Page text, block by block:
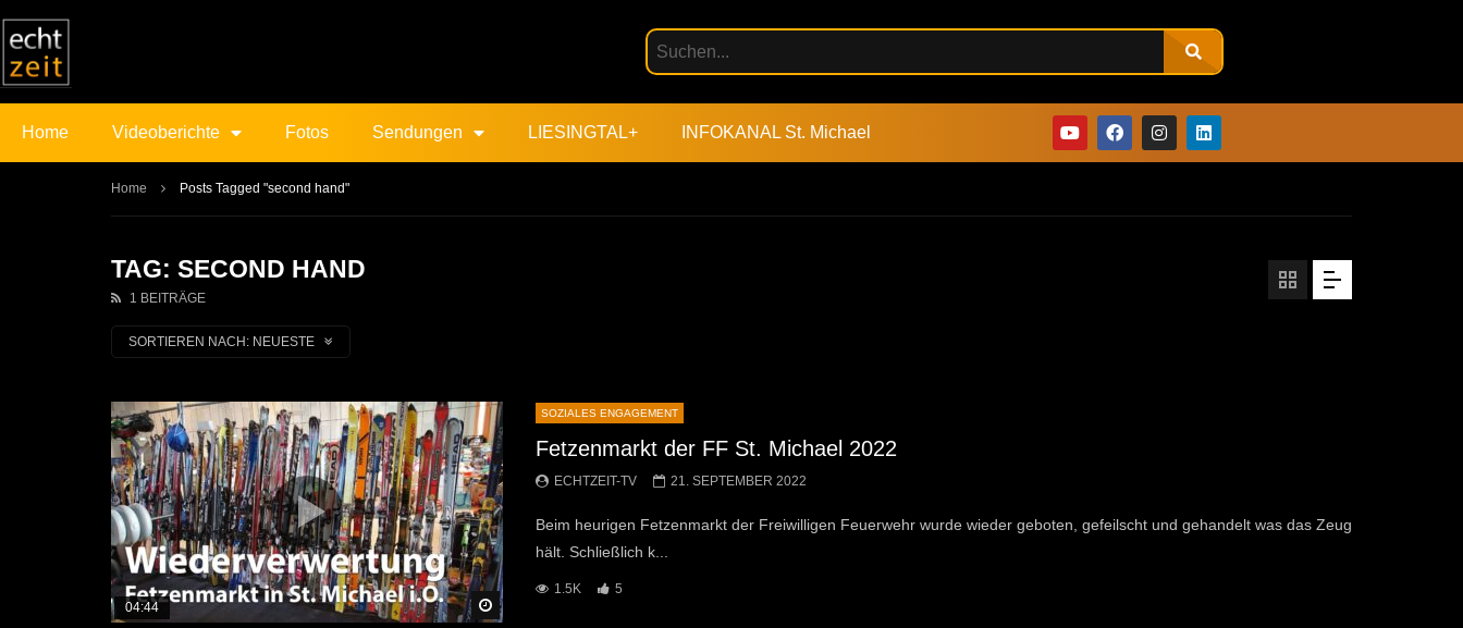
Home Videoberichte Fotos Sendungen LIESINGTAL+ INFOKANAL St. Michael
Home Posts Tagged "second hand"
TAG: SECOND HAND
1 BEITRÄGE
SORTIEREN NACH: NEUESTE
Später Ansehen
04:44
SOZIALES ENGAGEMENT
Fetzenmarkt der FF St. Michael 2022
ECHTZEIT-TV 21. SEPTEMBER 2022
Beim heurigen Fetzenmarkt der Freiwilligen Feuerwehr wurde wieder geboten, gefeilscht und gehandelt was das Zeug
hält. Schließlich k...
1.5K 5